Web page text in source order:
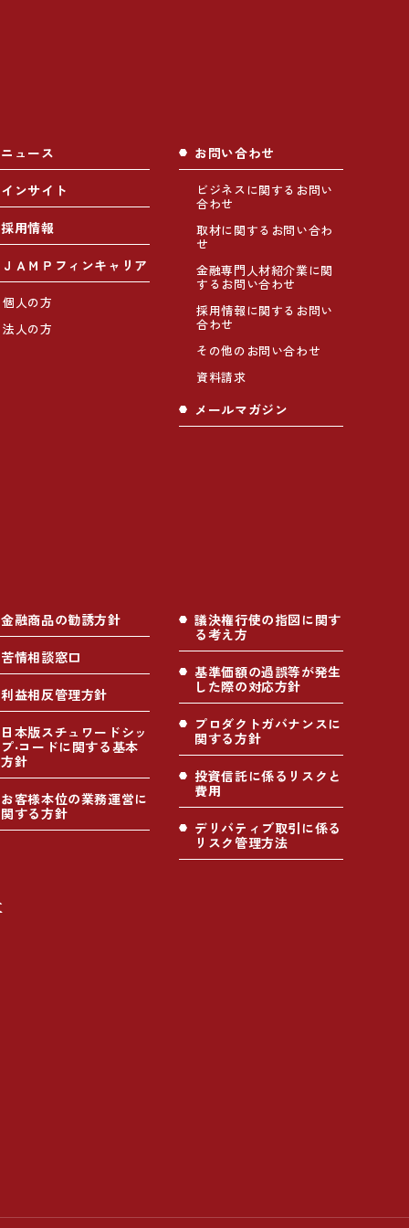
ニュース
インサイト
採用情報
ＪＡＭＰフィンキャリア
個人の方
法人の方
お問い合わせ
ビジネスに関するお問い
合わせ
取材に関するお問い合わ
せ
金融専門人材紹介業に関
するお問い合わせ
採用情報に関するお問い
合わせ
その他のお問い合わせ
資料請求
メールマガジン
金融商品の勧誘方針
苦情相談窓口
利益相反管理方針
日本版スチュワードシッ
プ‧コードに関する基本
方針
お客様本位の業務運営に
関する方針
議決権行使の指図に関す
る考え方
基準価額の過誤等が発生
した際の対応方針
プロダクトガバナンスに
関する方針
投資信託に係るリスクと
費用
デリバティブ取引に係る
リスク管理方法